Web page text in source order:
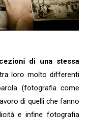
di una stessa
loro molto differenti
(fotografia come
di quelli che fanno
e infine fotografia